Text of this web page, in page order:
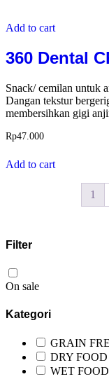
Add to cart
360 Dental
Snack/ cemilan untuk
Dangan tekstur
membersihkan gigi
Rp47.000
Add to cart
1
Filter
On sale
Kategori
GRAIN
DRY FOOD
WET FOOD